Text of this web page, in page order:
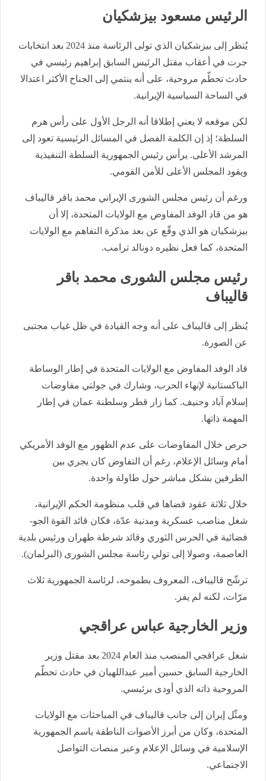
الرئيس مسعود بيزشكيان
يُنظر إلى بيزشكيان الذي تولى الرئاسة منذ 2024 بعد انتخابات
جرت في أعقاب مقتل الرئيس السابق إبراهيم رئيسي في
حادث تحطّم مروحية، على أنه ينتمي إلى الجناح الأكثر اعتدالا
في الساحة السياسية الإيرانية.
لكن موقعه لا يعني إطلاقا أنه الرجل الأول على رأس هرم
السلطة؛ إذ إن الكلمة الفصل في المسائل الرئيسية تعود إلى
المرشد الأعلى. يرأس رئيس الجمهورية السلطة التنفيذية
ويقود المجلس الأعلى للأمن القومي.
ورغم أن رئيس مجلس الشورى الإيراني محمد باقر قاليباف
هو من قاد الوفد المفاوض مع الولايات المتحدة، إلا أن
بيزشكيان هو الذي وقّع عن بعد مذكرة التفاهم مع الولايات
المتحدة، كما فعل نظيره دونالد ترامب.
رئيس مجلس الشورى محمد باقر
قاليباف
يُنظر إلى قاليباف على أنه وجه القيادة في ظل غياب مجتبى
عن الصورة.
قاد الوفد المفاوض مع الولايات المتحدة في إطار الوساطة
الباكستانية لإنهاء الحرب، وشارك في جولتي مفاوضات
إسلام آباد وجنيف. كما زار قطر وسلطنة عمان في إطار
المهمة ذاتها.
حرص خلال المفاوضات على عدم الظهور مع الوفد الأمريكي
أمام وسائل الإعلام، رغم أن التفاوض كان يجري بين
الطرفين بشكل مباشر حول طاولة واحدة.
خلال ثلاثة عقود قضاها في قلب منظومة الحكم الإيرانية،
شغل مناصب عسكرية ومدنية عدّة، فكان قائد القوة الجو-
فضائية في الحرس الثوري وقائد شرطة طهران ورئيس بلدية
العاصمة، وصولا إلى تولي رئاسة مجلس الشورى (البرلمان).
ترشّح قاليباف، المعروف بطموحه، لرئاسة الجمهورية ثلاث
مرّات، لكنه لم يفز.
وزير الخارجية عباس عراقجي
شغل عراقجي المنصب منذ العام 2024 بعد مقتل وزير
الخارجية السابق حسين أمير عبداللهيان في حادث تحطّم
المروحية ذاته الذي أودى برئيسي.
ومثّل إيران إلى جانب قاليباف في المباحثات مع الولايات
المتحدة، وكان من أبرز الأصوات الناطقة باسم الجمهورية
الإسلامية في وسائل الإعلام وعبر منصات التواصل
الاجتماعي.